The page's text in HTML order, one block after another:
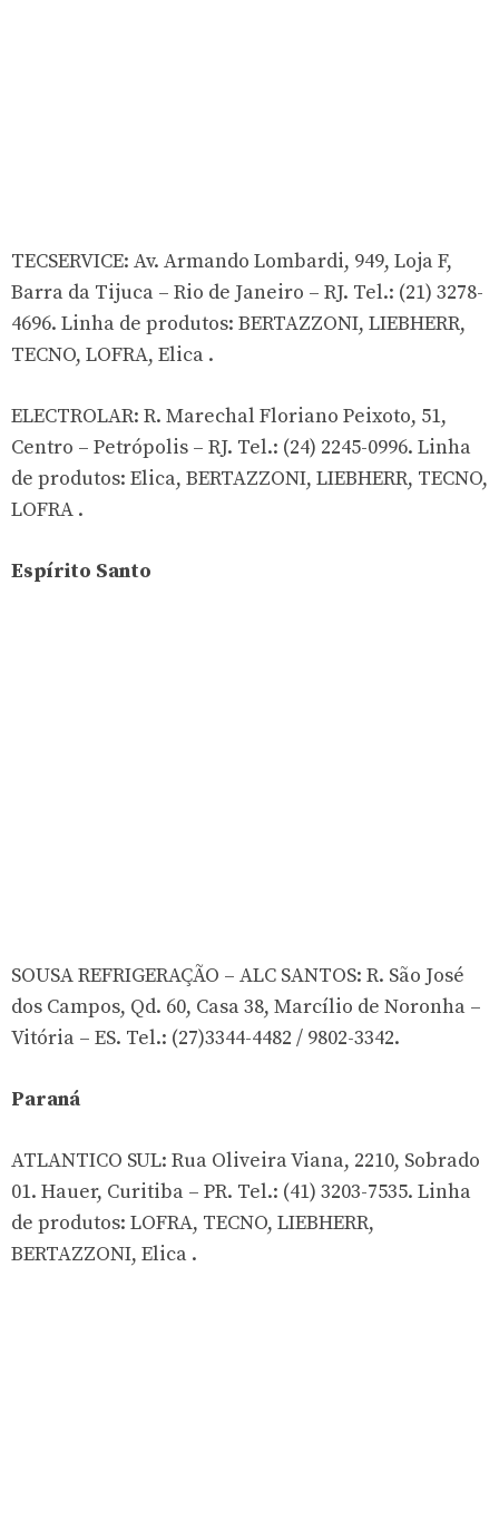
TECSERVICE: Av. Armando Lombardi, 949, Loja F,
Barra da Tijuca – Rio de Janeiro – RJ. Tel.: (21) 3278-
4696. Linha de produtos: BERTAZZONI, LIEBHERR,
TECNO, LOFRA, Elica .
ELECTROLAR: R. Marechal Floriano Peixoto, 51,
Centro – Petrópolis – RJ. Tel.: (24) 2245-0996. Linha
de produtos: Elica, BERTAZZONI, LIEBHERR, TECNO,
LOFRA .
Espírito Santo
SOUSA REFRIGERAÇÃO – ALC SANTOS: R. São José
dos Campos, Qd. 60, Casa 38, Marcílio de Noronha –
Vitória – ES. Tel.: (27)3344-4482 / 9802-3342.
Paraná
ATLANTICO SUL: Rua Oliveira Viana, 2210, Sobrado
01. Hauer, Curitiba – PR. Tel.: (41) 3203-7535. Linha
de produtos: LOFRA, TECNO, LIEBHERR,
BERTAZZONI, Elica .